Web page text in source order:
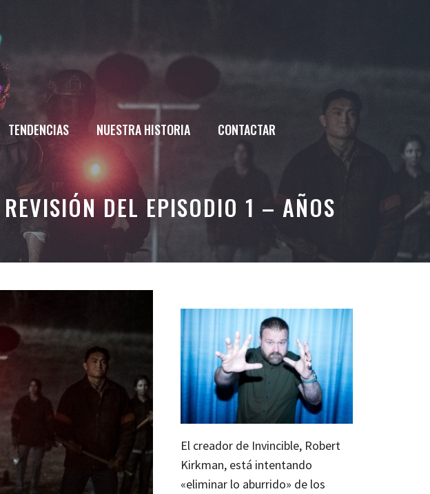
TENDENCIAS NUESTRA HISTORIA CONTACTAR
DEL EPISODIO 1 – AÑOS
El creador de Invincible, Robert
Kirkman, está intentando
«eliminar lo aburrido» de los